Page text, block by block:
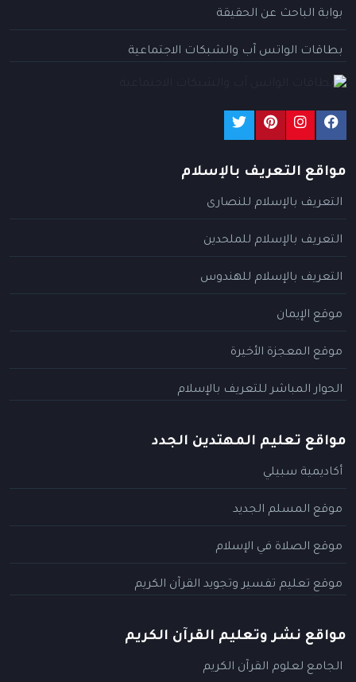
بوابة الباحث عن الحقيقة
بطاقات الواتس آب والشبكات الاجتماعية
مواقع التعريف بالإسلام
التعريف بالإسلام للنصارى
التعريف بالإسلام للملحدين
التعريف بالإسلام للهندوس
موقع الإيمان
موقع المعجزة الأخيرة
الحوار المباشر للتعريف بالإسلام
مواقع تعليم المهتدين الجدد
أكاديمية سبيلي
موقع المسلم الجديد
موقع الصلاة في الإسلام
موقع تعليم تفسير وتجويد القرآن الكريم
مواقع نشر وتعليم القرآن الكريم
الجامع لعلوم القرآن الكريم